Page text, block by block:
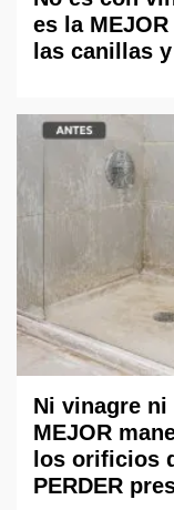
es la
las canillas
Ni vinagre
MEJOR
los orificios
PERDER